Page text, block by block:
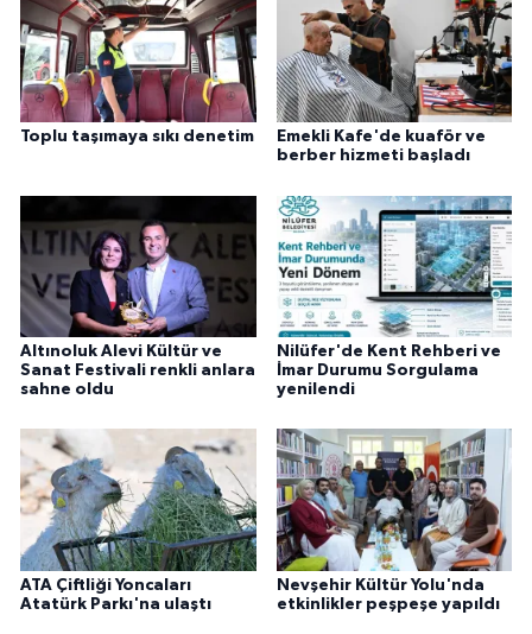
Toplu taşımaya sıkı denetim
Emekli Kafe'de kuaför ve
berber hizmeti başladı
Altınoluk Alevi Kültür ve
Sanat Festivali renkli anlara
sahne oldu
Nilüfer'de Kent Rehberi ve
İmar Durumu Sorgulama
yenilendi
ATA Çiftliği Yoncaları
Atatürk Parkı'na ulaştı
Nevşehir Kültür Yolu'nda
etkinlikler peşpeşe yapıldı